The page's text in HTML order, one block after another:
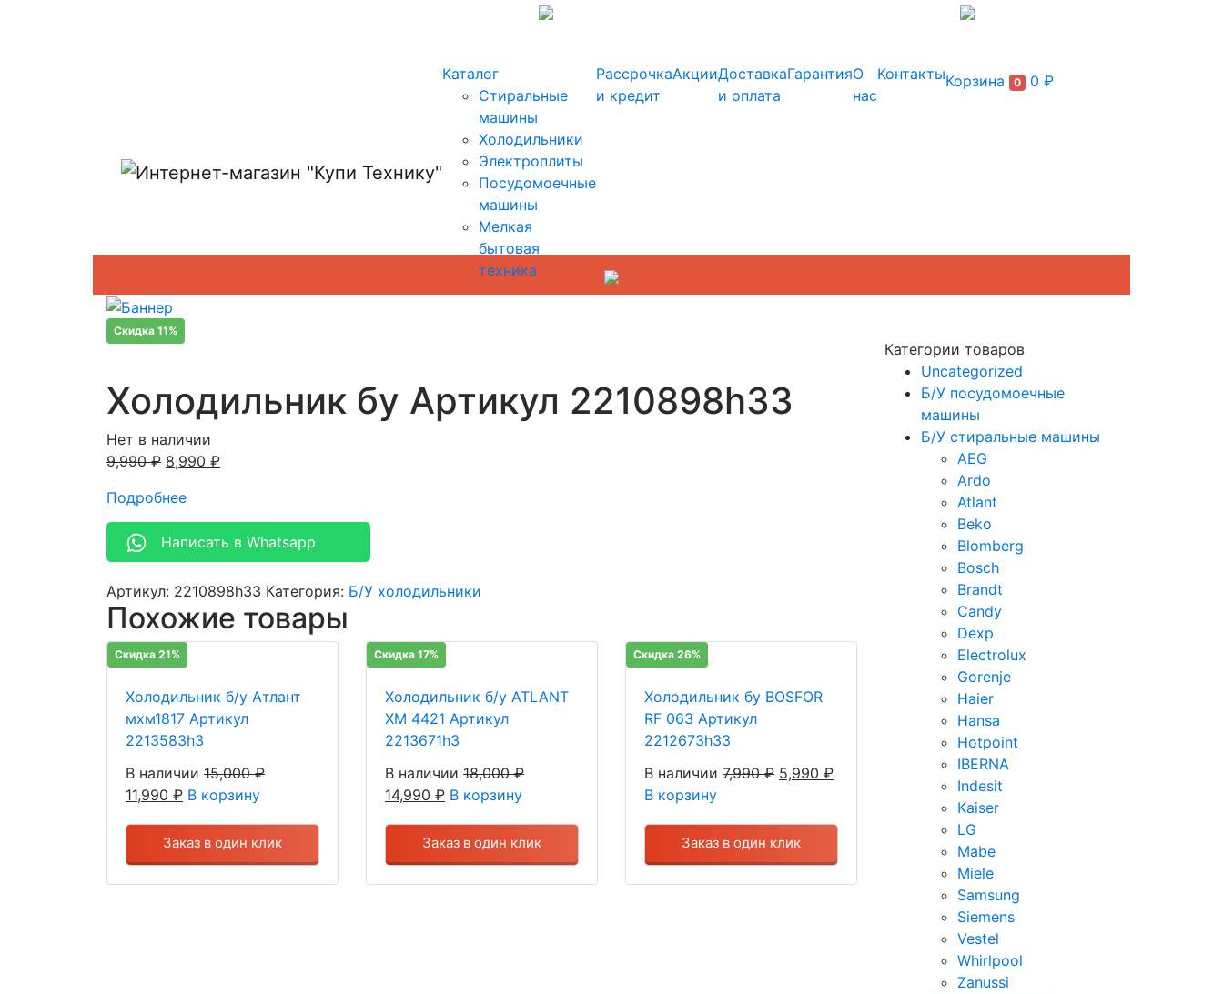
Каталог
Стиральные
машины
Холодильники
Электроплиты
Посудомоечные
машины
Мелкая
бытовая
техника
Рассрочка
и кредит
АкцииДоставка
и оплата
ГарантияО
нас
КонтактыКорзина 0 0 ₽
Скидка 11%
Холодильник бу Артикул 2210898h33
Нет в наличии
9,990₽ 8,990 ₽
Подробнее
Написать в Whatsapp
Артикул: 2210898h33 Категория: Б/У холодильники
Похожие товары
Скидка 21%
Холодильник б/у Атлант
мхм1817 Артикул
2213583h3
В наличии 15,000₽
11,990 ₽ В корзину
Заказ в один клик
Скидка 17%
Холодильник б/у ATLANT
ХМ 4421 Артикул
2213671h3
В наличии 18,000₽
14,990 ₽ В корзину
Заказ в один клик
Скидка 26%
Холодильник бу BOSFOR
RF 063 Артикул
2212673h33
В наличии 7,990₽ 5,990 ₽
В корзину
Заказ в один клик
Категории товаров
Uncategorized
Б/У посудомоечные
машины
Б/У стиральные машины
AEG
Ardo
Atlant
Beko
Blomberg
Bosch
Brandt
Candy
Dexp
Electrolux
Gorenje
Haier
Hansa
Hotpoint
IBERNA
Indesit
Kaiser
LG
Mabe
Miele
Samsung
Siemens
Vestel
Whirlpool
Zanussi